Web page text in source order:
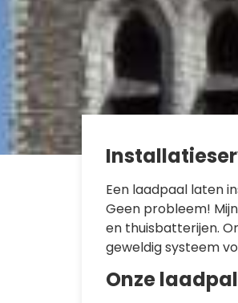
Een laadpaal laten
Geen probleem!
en thuisbatterijen.
geweldig systeem
Onze